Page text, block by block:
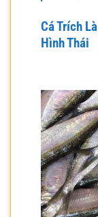
Cá Trích
Hình Thái